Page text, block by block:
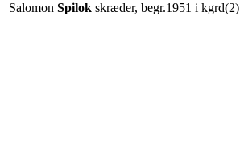
Salomon Spilok skræder, begr.1951 i kgrd(2)